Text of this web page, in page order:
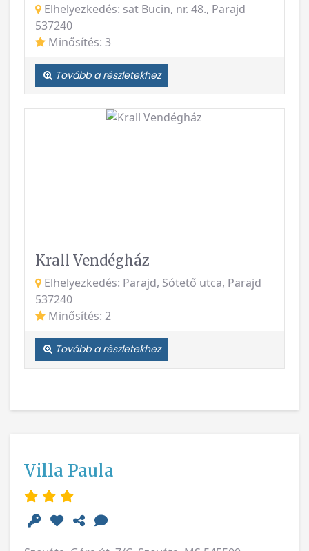
Elhelyezkedés: sat Bucin, nr. 48., Parajd
537240
Minősítés: 3
Tovább a részletekhez
Krall Vendégház
Elhelyezkedés: Parajd, Sótető utca, Parajd
537240
Minősítés: 2
Tovább a részletekhez
Villa Paula